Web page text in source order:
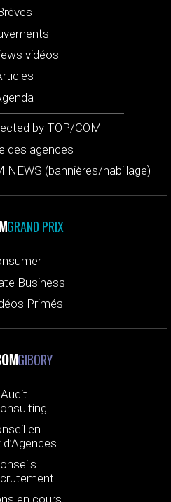
vidéos
by TOP/COM
des agences
NEWS (bannières/habillage)
GRAND PRIX
Business
Primés
GIBORY
Audit
en